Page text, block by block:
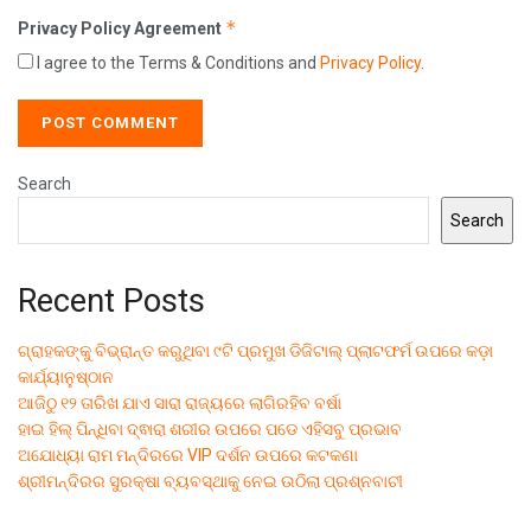
Privacy Policy Agreement *
I agree to the Terms & Conditions and Privacy Policy.
Search
Search
Recent Posts
ଗ୍ରାହକଙ୍କୁ ବିଭ୍ରାନ୍ତ କରୁଥିବା ୯ଟି ପ୍ରମୁଖ ଡିଜିଟାଲ୍ ପ୍ଲାଟଫର୍ମ ଉପରେ କଡ଼ା
କାର୍ଯ୍ୟାନୁଷ୍ଠାନ
ଆଜିଠୁ ୧୨ ତାରିଖ ଯାଏ ସାରା ରାଜ୍ୟରେ ଲାଗିରହିବ ବର୍ଷା
ହାଇ ହିଲ୍ ପିନ୍ଧିବା ଦ୍ଵାରା ଶରୀର ଉପରେ ପଡେ ଏହିସବୁ ପ୍ରଭାବ
ଅଯୋଧ୍ୟା ରାମ ମନ୍ଦିରରେ VIP ଦର୍ଶନ ଉପରେ କଟକଣା
ଶ୍ରୀମନ୍ଦିରର ସୁରକ୍ଷା ବ୍ୟବସ୍ଥାକୁ ନେଇ ଉଠିଲା ପ୍ରଶ୍ନବାଚୀ